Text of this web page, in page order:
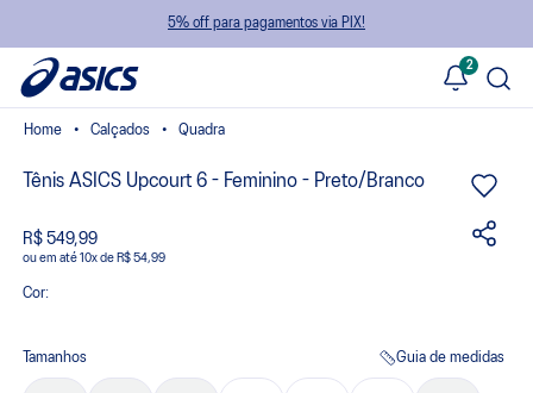
5% off para pagamentos via PIX!
2
Calçados Quadra
Tênis ASICS Upcourt 6 - Feminino - Preto/Branco
R$ 549,99
ou 10xde R$ 54,99
Cor:
Tamanhos Guia de medidas